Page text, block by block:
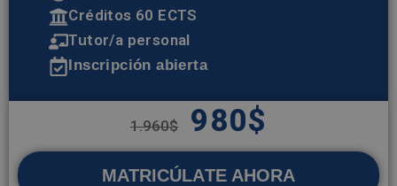
Créditos 60 ECTS
Tutor/a personal
Inscripción abierta
1.960$ 980$
MATRICÚLATE AHORA